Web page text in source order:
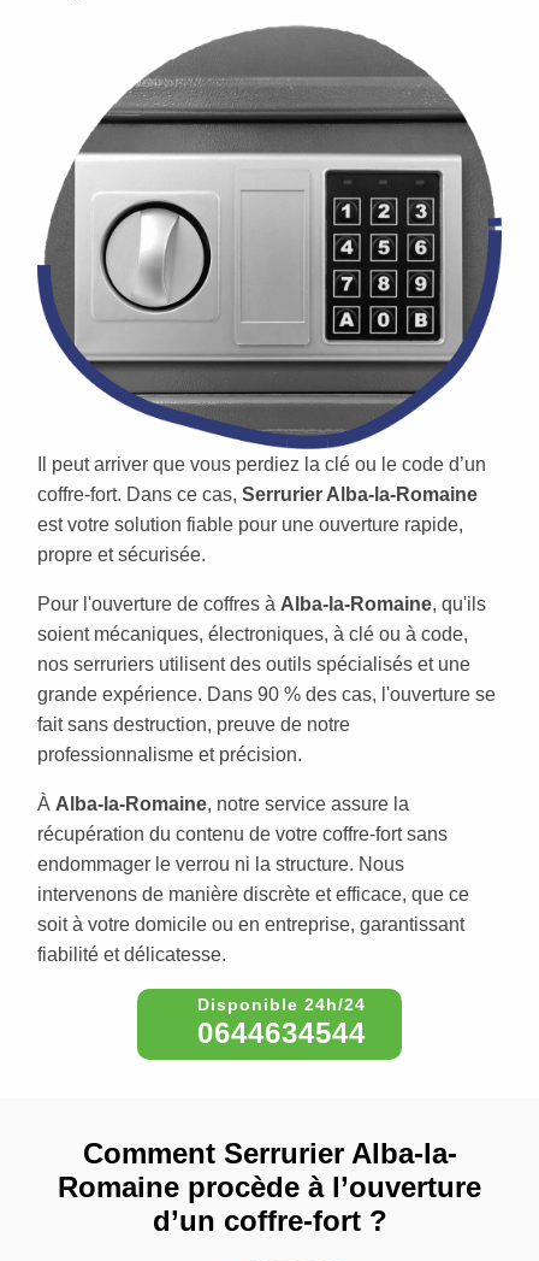
Il peut arriver que vous perdiez la clé ou le code d’un
coffre-fort. Dans ce cas, Serrurier Alba-la-Romaine
est votre solution fiable pour une ouverture rapide,
propre et sécurisée.
Pour l'ouverture de coffres à Alba-la-Romaine, qu'ils
soient mécaniques, électroniques, à clé ou à code,
nos serruriers utilisent des outils spécialisés et une
grande expérience. Dans 90 % des cas, l'ouverture se
fait sans destruction, preuve de notre
professionnalisme et précision.
À Alba-la-Romaine, notre service assure la
récupération du contenu de votre coffre-fort sans
endommager le verrou ni la structure. Nous
intervenons de manière discrète et efficace, que ce
soit à votre domicile ou en entreprise, garantissant
fiabilité et délicatesse.
0644634544
Comment Serrurier Alba-la-
Romaine procède à l’ouverture
d’un coffre-fort ?